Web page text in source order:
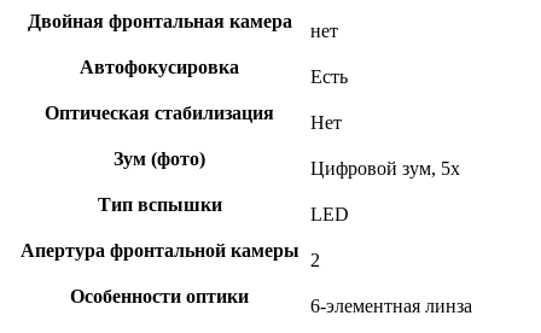
Двойная фронтальная камера
нет
Автофокусировка
Есть
Оптическая стабилизация
Нет
Зум (фото)
Цифровой зум, 5x
Тип вспышки
LED
Апертура фронтальной камеры
2
Особенности оптики
6-элементная линза